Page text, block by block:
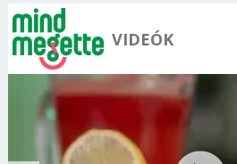
VIDEÓK